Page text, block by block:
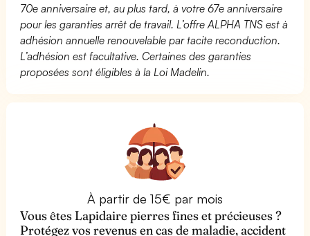
70e anniversaire et, au plus tard, à votre 67e anniversaire
pour les garanties arrêt de travail. L’offre ALPHA TNS est à
adhésion annuelle renouvelable par tacite reconduction.
L’adhésion est facultative. Certaines des garanties
proposées sont éligibles à la Loi Madelin.
À partir de 15€ par mois
Vous êtes Lapidaire pierres fines et précieuses ?
Protégez vos revenus en cas de maladie, accident